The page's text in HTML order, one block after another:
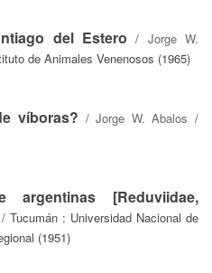
del Estero / Jorge W.
de Animales Venenosos (1965)
víboras? /Jorge W. Abalos /
argentinas [Reduviidae,
/ Tucumán : Universidad Nacional de
(1951)